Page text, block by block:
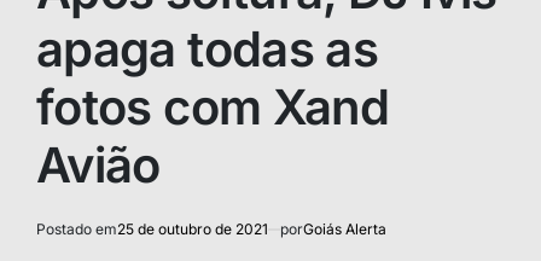
apaga todas as
fotos com Xand
Avião
Postado em25 de outubro de 2021 porGoiás Alerta